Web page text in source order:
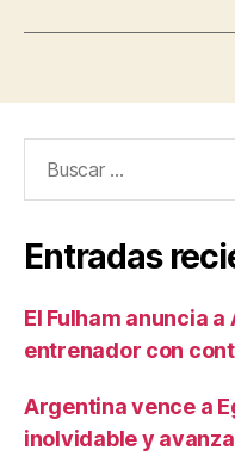
Entradas
El Fulham anuncia
entrenador con
Argentina vence a
inolvidable y